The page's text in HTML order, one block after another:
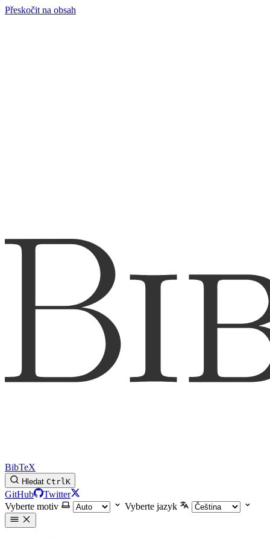
Přeskočit na obsah
BibTeX
Hledat CtrlK
GitHub
Twitter
Vyberte motiv
Vyberte jazyk